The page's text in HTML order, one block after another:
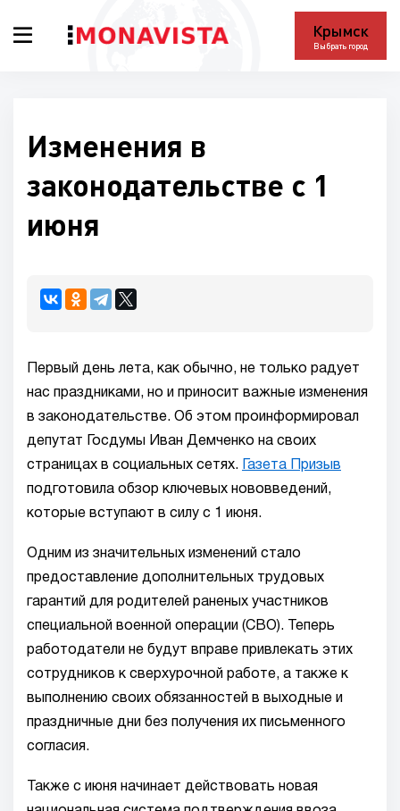
Крымск
Выбрать город
Изменения в
законодательстве с 1
июня
Первый день лета, как обычно, не только радует
нас праздниками, но и приносит важные изменения
в законодательстве. Об этом проинформировал
депутат Госдумы Иван Демченко на своих
страницах в социальных сетях.
Газета Призыв
подготовила обзор ключевых нововведений,
которые вступают в силу с 1 июня.
Одним из значительных изменений стало
предоставление дополнительных трудовых
гарантий для родителей раненых участников
специальной военной операции (СВО). Теперь
работодатели не будут вправе привлекать этих
сотрудников к сверхурочной работе, а также к
выполнению своих обязанностей в выходные и
праздничные дни без получения их письменного
согласия.
Также с июня начинает действовать новая